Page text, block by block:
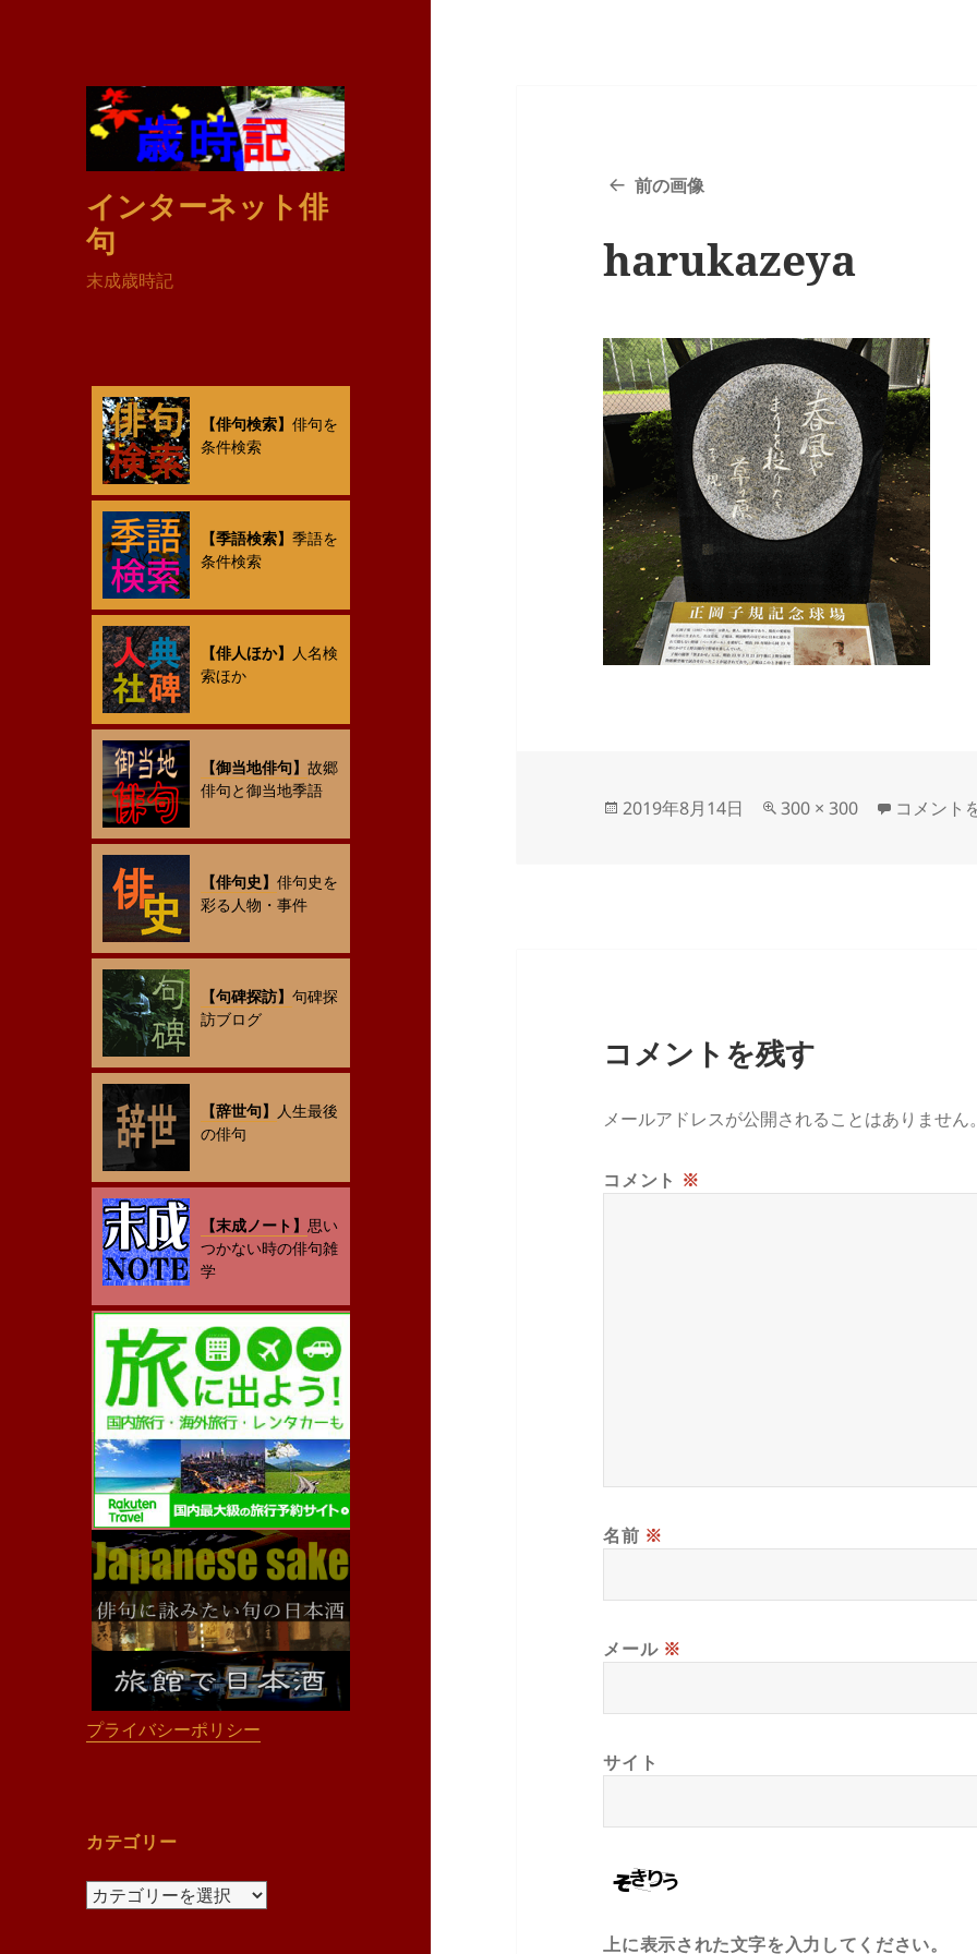
インターネット俳
句
末成歳時記
【俳句検索】俳句を
条件検索
【季語検索】季語を
条件検索
【俳人ほか】 人名検
索ほか
【御当地俳句】故郷
俳句と御当地季語
【俳句史】俳句史を
彩る人物・事件
【句碑探訪】句碑探
訪ブログ
【辞世句】 人生最後
の俳句
【末成ノート】 思い
つかない時の俳句雑
学
プライバシーポリシー
カテゴリー
カ
前の画像
harukazeya
投
2019年8月14日
フ
300 × 300 コメント
コメントを残す
メールアドレスが公開されることはありません。
コメント ※
名前 ※
メール ※
サイト
上に表示された文字を入力してください。